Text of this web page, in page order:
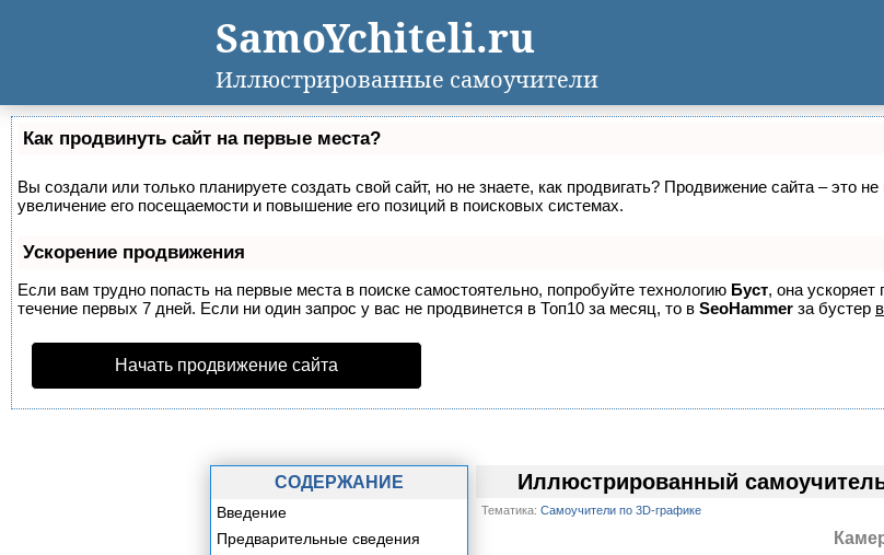
Как продвинуть сайт на первые места?
Вы создали или только планируете создать свой сайт, но не знаете, как продвигать? Продвижение сайта – это
увеличение его посещаемости и повышение его позиций в поисковых системах.
Ускорение продвижения
Если вам трудно попасть на первые места в поиске самостоятельно, попробуйте технологию Буст, она
течение первых 7 дней. Если ни один запрос у вас не продвинется в Топ10 за месяц, то в SeoHammer за бустер
Начать продвижение сайта
Иллюстрированный
Тематика: Самоучители по 3D-графике
СОДЕРЖАНИЕ
Введение
Предварительные сведения
SamoYchiteli.ru
Иллюстрированные самоучители